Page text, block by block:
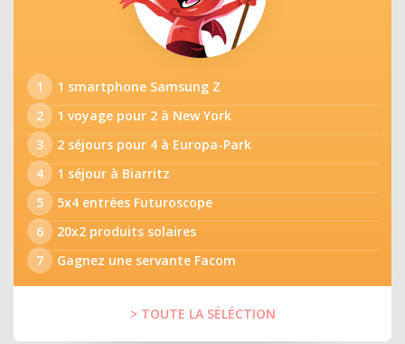
1
1 smartphone Samsung Z
2
1 voyage pour 2 à New York
3
2 séjours pour 4 à Europa-Park
4
1 séjour à Biarritz
5
5x4 entrées Futuroscope
6
20x2 produits solaires
7
Gagnez une servante Facom
> TOUTE LA SÉLÉCTION